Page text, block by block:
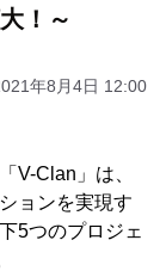
！～
年8月4日 12:00
V-Clan」は、
ョンを実現す
5つのプロジェ